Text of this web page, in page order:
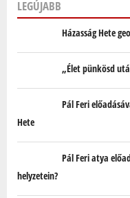
LEGÚJABB
Házasság Hete
„Élet pünkösd
Pál Feri
Hete
Pál Feri atya
helyzetein?